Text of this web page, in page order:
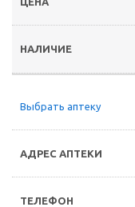
Выбрать аптеку